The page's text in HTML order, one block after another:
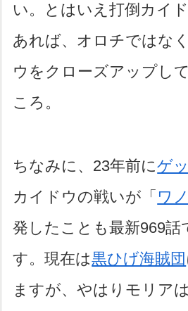
い。とはいえ打倒カイ
あれば、オロチではな
ウをクローズアップし
ころ。
ちなみに、23年前にゲ
カイドウの戦いが「 ワ
発したことも最新969話
す。現在は黒ひげ海賊団
ますが、やはりモリア